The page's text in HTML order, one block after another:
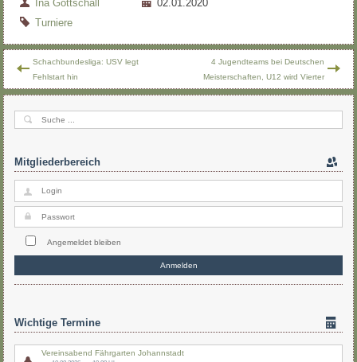
Ina Gottschall
02.01.2020
Turniere
Schachbundesliga: USV legt
Fehlstart hin
4 Jugendteams bei Deutschen
Meisterschaften, U12 wird Vierter
Mitgliederbereich
Angemeldet bleiben
Wichtige Termine
Vereinsabend Fährgarten Johannstadt